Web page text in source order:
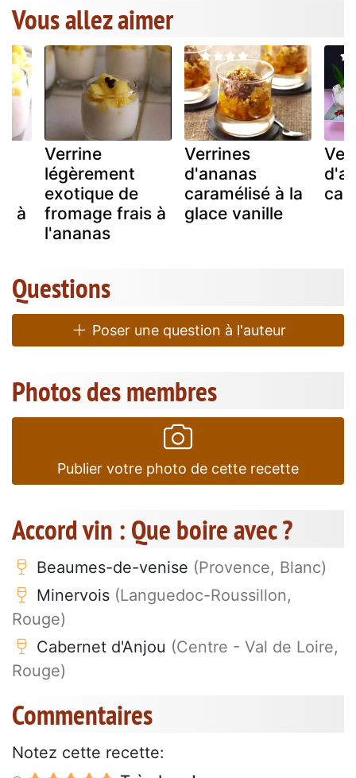
Vous allez aimer
à
Verrine
légèrement
exotique de
fromage frais à
l'ananas
Verrines
d'ananas
caramélisé à la
glace vanille
Questions
Poser une question à l'auteur
Photos des membres
Publier votre photo de cette recette
Accord vin : Que boire avec ?
Beaumes-de-venise (Provence, Blanc)
Minervois (Languedoc-Roussillon,
Rouge)
Cabernet d'Anjou (Centre - Val de Loire,
Rouge)
Commentaires
Notez cette recette: